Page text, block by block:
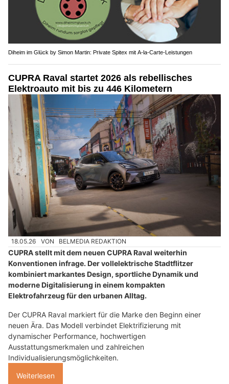
Diheim im Glück by Simon Martin: Private Spitex mit A-la-Carte-Leistungen
CUPRA Raval startet 2026 als rebellisches
Elektroauto mit bis zu 446 Kilometern
18.05.26 VON BELMEDIA REDAKTION
CUPRA stellt mit dem neuen CUPRA Raval weiterhin
Konventionen infrage. Der vollelektrische Stadtflitzer
kombiniert markantes Design, sportliche Dynamik und
moderne Digitalisierung in einem kompakten
Elektrofahrzeug für den urbanen Alltag.
Der CUPRA Raval markiert für die Marke den Beginn einer
neuen Ära. Das Modell verbindet Elektrifizierung mit
dynamischer Performance, hochwertigen
Ausstattungsmerkmalen und zahlreichen
Individualisierungsmöglichkeiten.
Weiterlesen